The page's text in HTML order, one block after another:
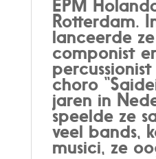
EPM
Rotterdam.
lanceerde
componist
choro
jaren in
speelde ze
veel bands,
musici, ze